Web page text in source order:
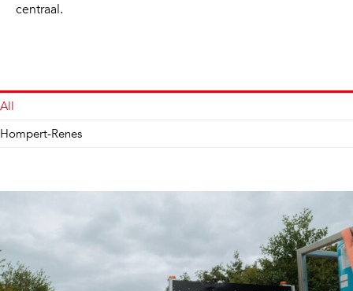
centraal.
All
Hompert-Renes